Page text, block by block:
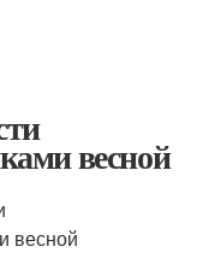
весной